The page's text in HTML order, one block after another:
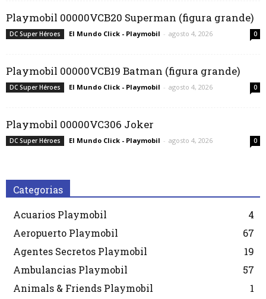
Playmobil 00000VCB20 Superman (figura grande)
DC Super Héroes El Mundo Click - Playmobil - agosto 4, 2026 0
Playmobil 00000VCB19 Batman (figura grande)
DC Super Héroes El Mundo Click - Playmobil - agosto 4, 2026 0
Playmobil 00000VC306 Joker
DC Super Héroes El Mundo Click - Playmobil - agosto 4, 2026 0
Categorias
Acuarios Playmobil
4
Aeropuerto Playmobil
67
Agentes Secretos Playmobil
19
Ambulancias Playmobil
57
Animals & Friends Playmobil
1